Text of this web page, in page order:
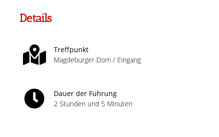
Details
Treffpunkt
Magdeburger Dom / Eingang
Dauer der Führung
2 Stunden und 5 Minuten